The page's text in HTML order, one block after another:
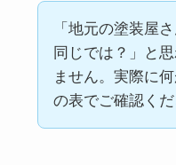
「地元の塗装屋
同じでは？」と
ません。実際に
の表でご確認くだ